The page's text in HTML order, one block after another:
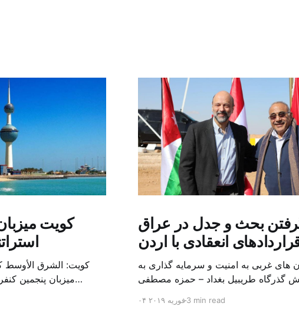
کویت
کویت: الشرق الأوسط
میزبان پنجمین
بحث و جدل در عراق
انعقادی با اردن
های غربی به امنیت و سرمایه گذاری به
گذرگاه طریبیل بغداد – حمزه مصطفی
عادل عبد المهدی نخست وزیر عراق و
۰۴ فوریه ۲۰۱۹3 min read